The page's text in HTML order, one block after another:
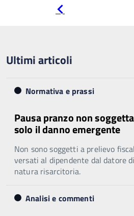
Ultimi articoli
Normativa e prassi
Pausa pranzo non
solo il danno emergente
Non sono soggetti a prelievo
versati al dipendente dal datore
natura risarcitoria.
Analisi e commenti